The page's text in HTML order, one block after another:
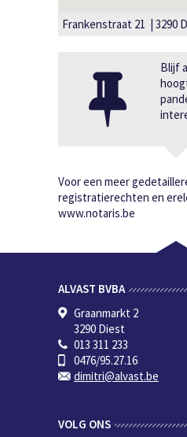
Frankenstraat 21 | 3290
Blijf
Voor een meer
registratierechten en
www.notaris.be
ALVAST BVBA
Graanmarkt 2
3290 Diest
013 311 233
0476/95.27.16
dimitri@alvast.be
VOLG ONS